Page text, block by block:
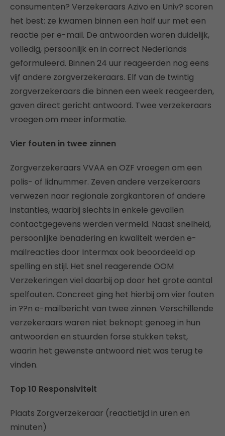
consumenten? Verzekeraars Azivo en Univ? scoren
het best: ze kwamen binnen een half uur met een
reactie per e-mail. De antwoorden waren duidelijk,
volledig, persoonlijk en in correct Nederlands
geformuleerd. Binnen 24 uur reageerden nog eens
vijf andere zorgverzekeraars. Elf van de twintig
zorgverzekeraars die binnen een week reageerden,
gaven direct gericht antwoord. Twee verzekeraars
vroegen om meer informatie.
Vier fouten in twee zinnen
Zorgverzekeraars VVAA en OZF vroegen om een
polis- of lidnummer. Zeven andere verzekeraars
verwezen naar regionale zorgkantoren of andere
instanties, waarbij slechts in enkele gevallen
contactgegevens werden vermeld. Naast snelheid,
persoonlijke benadering en kwaliteit werden e-
mailreacties door Intermax ook beoordeeld op
spelling en stijl. Het snel reagerende OOM
Verzekeringen viel daarbij op door het grote aantal
spelfouten. Concreet ging het hierbij om vier fouten
in ??n e-mailbericht van twee zinnen. Verschillende
verzekeraars waren niet beknopt genoeg in hun
antwoorden en stuurden forse stukken tekst,
waarin het gewenste antwoord niet was terug te
vinden.
Top 10 Responsiviteit
Plaats Zorgverzekeraar (reactietijd in uren en
minuten)